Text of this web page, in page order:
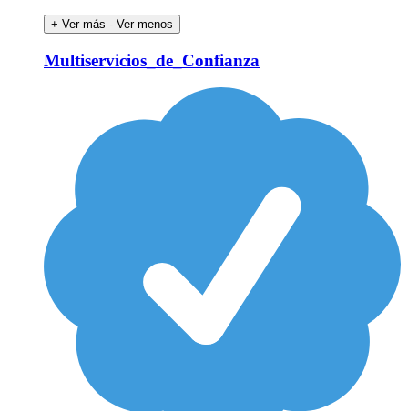
+ Ver más - Ver menos
Multiservicios_de_Confianza